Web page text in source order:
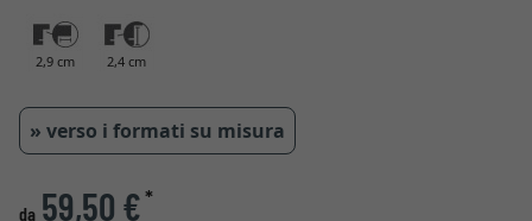
2,9 cm 2,4 cm
» verso i formati su misura
da 59,50 €*